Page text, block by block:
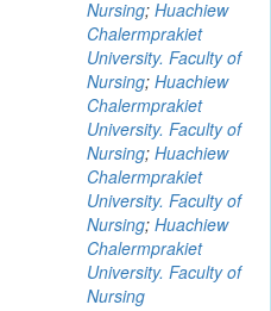
Nursing; Huachiew
Chalermprakiet
University. Faculty of
Nursing; Huachiew
Chalermprakiet
University. Faculty of
Nursing; Huachiew
Chalermprakiet
University. Faculty of
Nursing; Huachiew
Chalermprakiet
University. Faculty of
Nursing